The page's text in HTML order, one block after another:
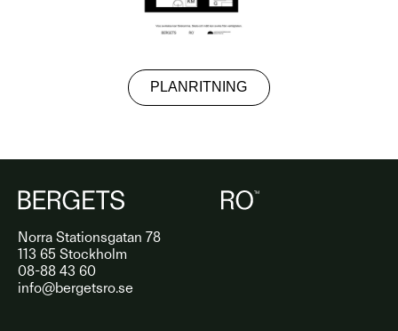
PLANRITNING
Norra Stationsgatan 78
113 65 Stockholm
08-88 43 60
info@bergetsro.se